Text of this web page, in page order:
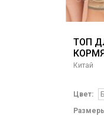
ТОП
Китай
Цвет: